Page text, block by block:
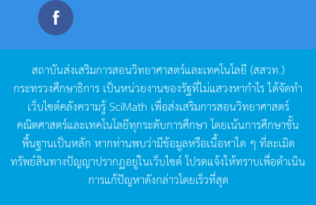
สถาบันส่งเสริมการสอนวิทยาศาสตร์และเทคโนโลยี (สสวท.)
กระทรวงศึกษาธิการ เป็นหน่วยงานของรัฐที่ไม่แสวงหากำไรได้จัดทำ
เว็บไซต์คลังความรู้SciMath เพื่อส่งเสริมการสอนวิทยาศาสตร์
คณิตศาสตร์และเทคโนโลยีทุกระดับการศึกษา โดยเน้นการศึกษาขั้น
พื้นฐานเป็นหลัก หากท่านพบว่ามีข้อมูลหรือเนื้อหาใด ๆ ที่ละเมิด
ทรัพย์สินทางปัญญาปรากฏอยู่ในเว็บไซต์โปรดแจ้งให้ทราบเพื่อดำเนิน
การแก้ปัญหาดังกล่าวโดยเร็วที่สุด